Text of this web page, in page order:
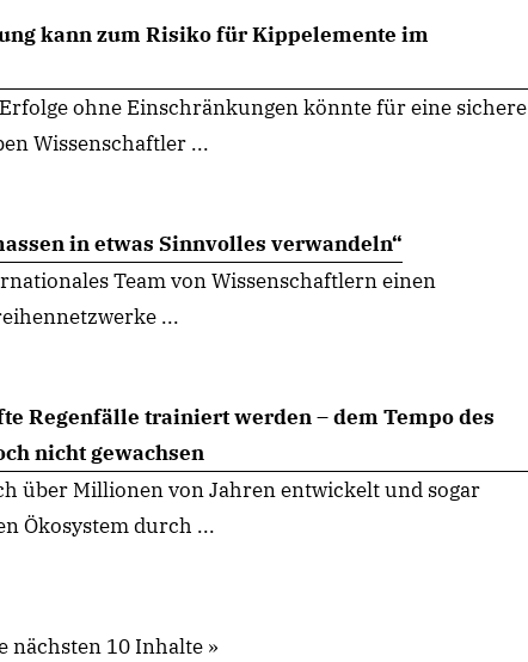
kann zum Risiko für Kippelemente im
ohne Einschränkungen könnte für eine sichere
Wissenschaftler ...
in etwas Sinnvolles verwandeln“
Team von Wissenschaftlern einen
...
Regenfälle trainiert werden – dem Tempo des
nicht gewachsen
über Millionen von Jahren entwickelt und sogar
Ökosystem durch ...
nächsten 10 Inhalte